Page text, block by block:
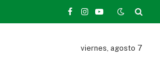
Facebook
Instagram
YouTube
viernes, agosto 7